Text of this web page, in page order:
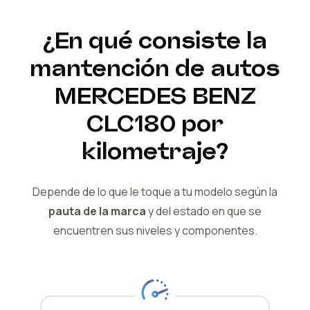
¿En qué consiste la
mantención de autos
MERCEDES BENZ
CLC180 por
kilometraje?
Depende de lo que le toque a tu modelo según la
pauta de la marcay delestado en que se
encuentren sus niveles y componentes.